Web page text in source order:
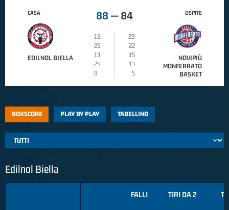
CASA
EDILNOL BIELLA
88 — 84
16
29
25
22
13
15
25
13
9
5
OSPITE
NOVIPIÙ
MONFERRATO
BASKET
BOXSCORE PLAY BY PLAY TABELLINO
Edilnol Biella
FALLI TIRI DA 2